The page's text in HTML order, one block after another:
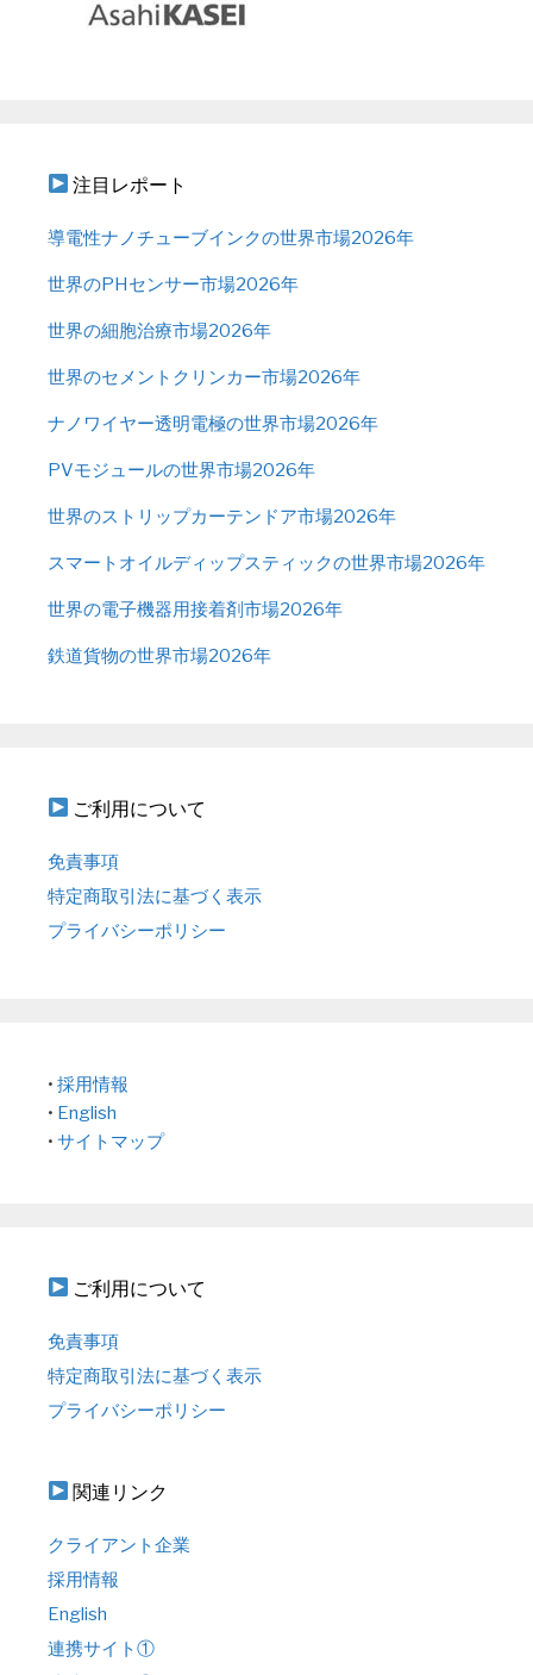
注目レポート
導電性ナノチューブインクの世界市場2026年
世界のPHセンサー市場2026年
世界の細胞治療市場2026年
世界のセメントクリンカー市場2026年
ナノワイヤー透明電極の世界市場2026年
PVモジュールの世界市場2026年
世界のストリップカーテンドア市場2026年
スマートオイルディップスティックの世界市場2026年
世界の電子機器用接着剤市場2026年
鉄道貨物の世界市場2026年
ご利用について
免責事項
特定商取引法に基づく表示
プライバシーポリシー
• 採用情報
• English
• サイトマップ
ご利用について
免責事項
特定商取引法に基づく表示
プライバシーポリシー
関連リンク
クライアント企業
採用情報
English
連携サイト①